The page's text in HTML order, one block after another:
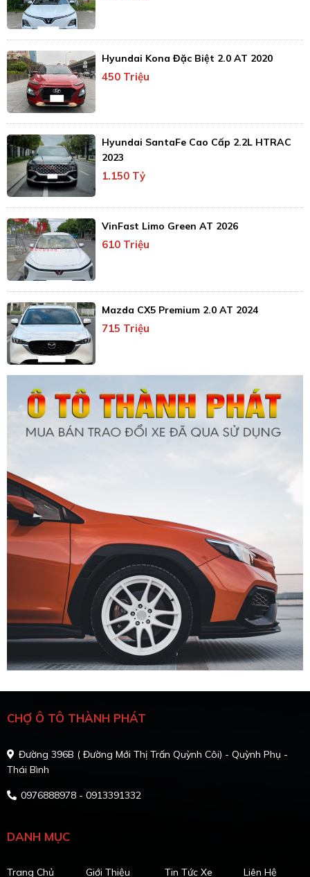
Hyundai Kona Đặc Biệt 2.0 AT 2020
450 Triệu
Hyundai SantaFe Cao Cấp 2.2L HTRAC
2023
1.150 Tỷ
VinFast Limo Green AT 2026
610 Triệu
Mazda CX5 Premium 2.0 AT 2024
715 Triệu
CHỢ Ô TÔ THÀNH PHÁT
Đường 396B ( Đường Mới Thị Trấn Quỳnh Côi) - Quỳnh Phụ -
Thái Bình
0976888978 - 0913391332
DANH MỤC
Trang Chủ Giới Thiệu Tin Tức Xe Liên Hệ